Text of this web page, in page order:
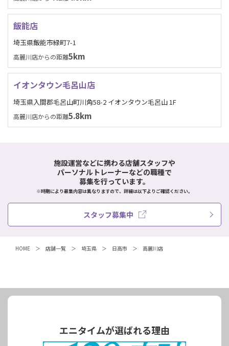
飯能店
埼玉県飯能市緑町7-1
高麗川店からの距離5km
イオンタウン毛呂山店
埼玉県入間郡毛呂山町川角58-2 イオンタウン毛呂山 1F
高麗川店からの距離5.8km
施設運営などに携わる店舗スタッフや
パーソナルトレーナーなどの職種で
募集を行っています。
※時期により募集内容は異なりますので、詳細は以下よりご確認ください。
スタッフ募集中
HOME 店舗一覧 埼玉県 日高市 高麗川店
エニタイムが選ばれる理由